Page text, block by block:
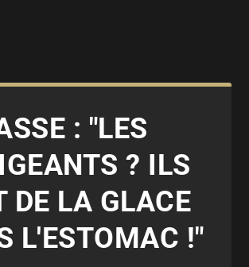
: "LES
? ILS
DE LA GLACE
L'ESTOMAC !"